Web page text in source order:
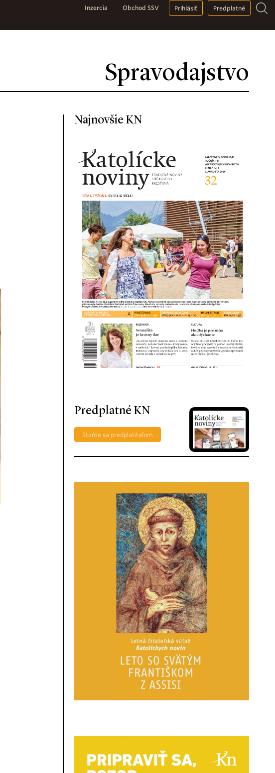
Spravodajstvo
Inzercia Obchod SSV Prihlásiť Predplatné
Najnovšie KN
Predplatné KN
Staňte sa predplatiteľom